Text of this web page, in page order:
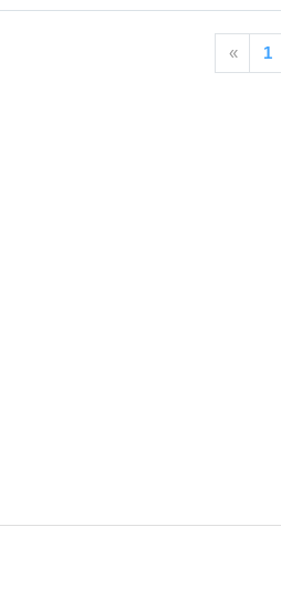
자세히 알아둘 필요가 있습니다. 장꼬임
상 첫번째 증상으로는 심한 복통입니다.
요, 진짜 장꼬임 증상 첫번째는 아주 심한
« 1